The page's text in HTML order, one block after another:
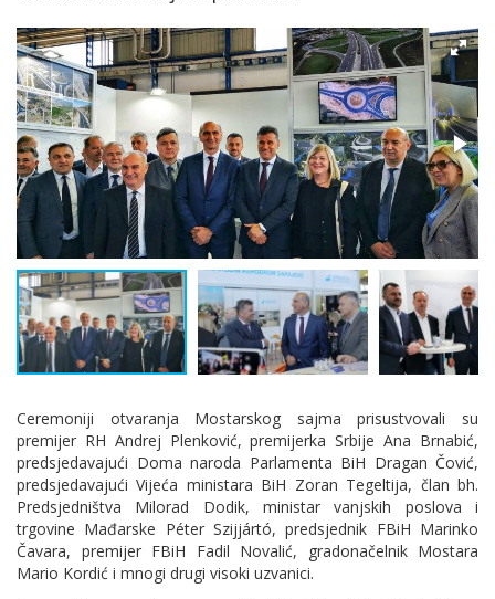
Ceremoniji otvaranja Mostarskog sajma prisustvovali su
premijer RH Andrej Plenković, premijerka Srbije Ana Brnabić,
predsjedavajući Doma naroda Parlamenta BiH Dragan Čović,
predsjedavajući Vijeća ministara BiH Zoran Tegeltija, član bh.
Predsjedništva Milorad Dodik, ministar vanjskih poslova i
trgovine Mađarske Péter Szijjártó, predsjednik FBiH Marinko
Čavara, premijer FBiH Fadil Novalić, gradonačelnik Mostara
Mario Kordić i mnogi drugi visoki uzvanici.